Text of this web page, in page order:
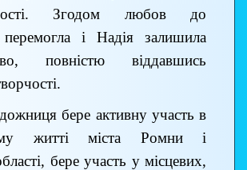
Згодом любов до
і Надія залишила
повністю віддавшись
бере активну участь в
житті міста Ромни і
бере участь у місцевих,